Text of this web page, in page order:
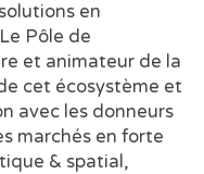
en
Pôle de
et animateur de la
cet écosystème et
avec les donneurs
marchés en forte
& spatial,